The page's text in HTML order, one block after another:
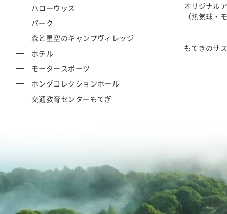
ハローウッズ
パーク
森と星空のキャンプヴィレッジ
ホテル
モータースポーツ
ホンダコレクションホール
交通教育センターもてぎ
オリジナル
（熱気球・
もてぎのサ